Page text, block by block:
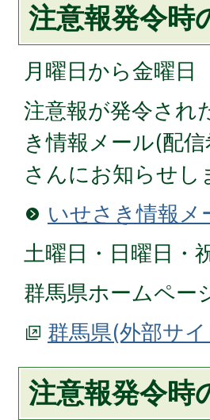
注意報発令時
月曜日から金曜日
注意報が発令され
き情報メール(配
さんにお知らせし
いせさき情報メ
土曜日・日曜日・
群馬県ホームペ
群馬県(外部サ
注意報発令時